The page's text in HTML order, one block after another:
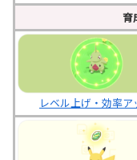
育
レベル上げ・効率ア